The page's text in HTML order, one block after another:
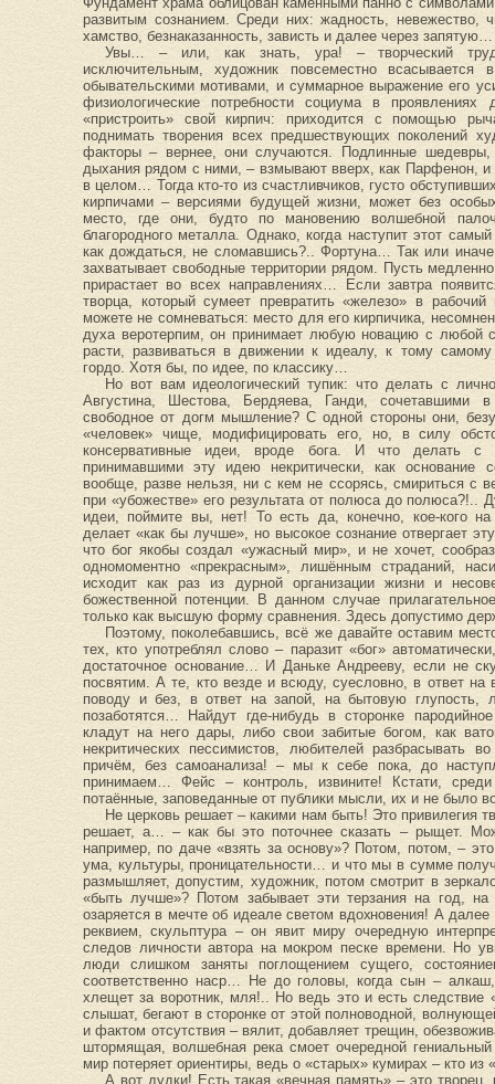
развитым сознанием. Среди них: жадность, невежество,
хамство, безнаказанность, зависть и далее через запятую…
Увы… – или, как знать, ура! – творческий
исключительным, художник повсеместно
обывательскими мотивами, и суммарное выражение его
физиологические потребности социума в
«пристроить» свой кирпич: приходится с помощью
поднимать творения всех предшествующих поколений
факторы – вернее, они случаются. Подлинные шедевры,
дыхания рядом с ними, – взмывают вверх, как Парфенон, и
в целом… Тогда кто-то из счастливчиков, густо
кирпичами – версиями будущей жизни, может без
место, где они, будто по мановению волшебной
благородного металла. Однако, когда наступит этот
как дождаться, не сломавшись?.. Фортуна… Так или
захватывает свободные территории рядом. Пусть
прирастает во всех направлениях… Если завтра
творца, который сумеет превратить «железо» в рабочий
можете не сомневаться: место для его кирпичика,
духа веротерпим, он принимает любую новацию с любой
расти, развиваться в движении к идеалу, к тому
гордо. Хотя бы, по идее, по классику…
Но вот вам идеологический тупик: что делать с
Августина, Шестова, Бердяева, Ганди, сочетавшими
свободное от догм мышление? С одной стороны они,
«человек» чище, модифицировать его, но, в силу
консервативные идеи, вроде бога. И что делать с
принимавшими эту идею некритически, как основание
вообще, разве нельзя, ни с кем не ссорясь, смириться с
при «убожестве» его результата от полюса до полюса?!..
идеи, поймите вы, нет! То есть да, конечно, кое-кого на
делает «как бы лучше», но высокое сознание отвергает
что бог якобы создал «ужасный мир», и не хочет,
одномоментно «прекрасным», лишённым страданий,
исходит как раз из дурной организации жизни и
божественной потенции. В данном случае
только как высшую форму сравнения. Здесь допустимо
Поэтому, поколебавшись, всё же давайте оставим
тех, кто употреблял слово – паразит «бог»
достаточное основание… И Даньке Андрееву, если не
посвятим. А те, кто везде и всюду, суесловно, в ответ на
поводу и без, в ответ на запой, на бытовую
позаботятся… Найдут где-нибудь в сторонке
кладут на него дары, либо свои забитые богом, как
некритических пессимистов, любителей разбрасывать
причём, без самоанализа! – мы к себе пока, до
принимаем… Фейс – контроль, извините! Кстати,
потаённые, заповеданные от публики мысли, их и не было
Не церковь решает – какими нам быть! Это привилегия
решает, а… – как бы это поточнее сказать – рыщет.
например, по даче «взять за основу»? Потом, потом, –
ума, культуры, проницательности… и что мы в сумме
размышляет, допустим, художник, потом смотрит в
«быть лучше»? Потом забывает эти терзания на год,
озаряется в мечте об идеале светом вдохновения! А
реквием, скульптура – он явит миру очередную
следов личности автора на мокром песке времени. Но
люди слишком заняты поглощением сущего,
соответственно наср… Не до головы, когда сын –
хлещет за воротник, мля!.. Но ведь это и есть
слышат, бегают в сторонке от этой полноводной,
и фактом отсутствия – вялит, добавляет трещин,
штормящая, волшебная река смоет очередной
мир потеряет ориентиры, ведь о «старых» кумирах – кто
А вот дудки! Есть такая «вечная память» – это творец,